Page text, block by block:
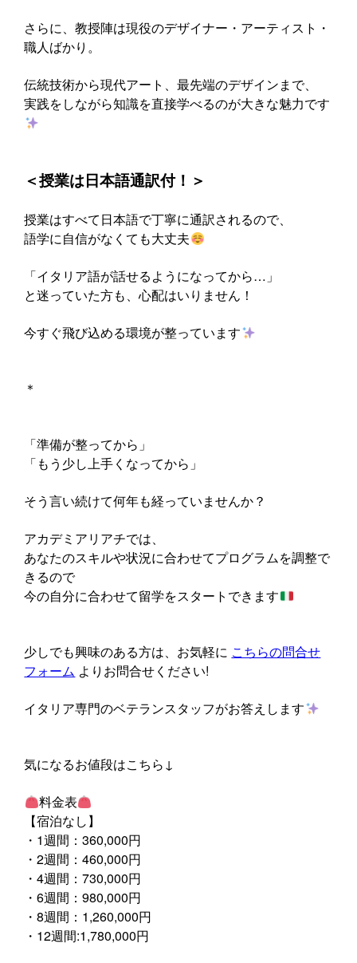
さらに、教授陣は現役のデザイナー・アーティスト・
職人ばかり。
伝統技術から現代アート、最先端のデザインまで、
実践をしながら知識を直接学べるのが大きな魅力です
‍＜授業は日本語通訳付！＞
授業はすべて日本語で丁寧に通訳されるので、
語学に自信がなくても大丈夫
「イタリア語が話せるようになってから…」
と迷っていた方も、心配はいりません！
今すぐ飛び込める環境が整っています
＊
「準備が整ってから」
「もう少し上手くなってから」
そう言い続けて何年も経っていませんか？
アカデミアリアチでは、
あなたのスキルや状況に合わせてプログラムを調整で
きるので
今の自分に合わせて留学をスタートできます
少しでも興味のある方は、お気軽に こちらの問合せ
フォーム よりお問合せください!
イタリア専門のベテランスタッフがお答えします
気になるお値段はこちら↓
料金表
【宿泊なし】
・1週間：360,000円
・2週間：460,000円
・4週間：730,000円
・6週間：980,000円
・8週間：1,260,000円
・12週間:1,780,000円